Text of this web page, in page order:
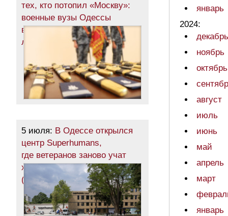
тех, кто потопил «Москву»:
военные вузы Одессы
выпустили сотни молодых
лейтенантов (фото)
5 июля: В Одессе открылся
центр Superhumans,
где ветеранов заново учат
ходить, бегать и жить
(фоторепортаж)
январь
2024:
декабрь
ноябрь
октябрь
август
июль
июнь
май
апрель
март
январь